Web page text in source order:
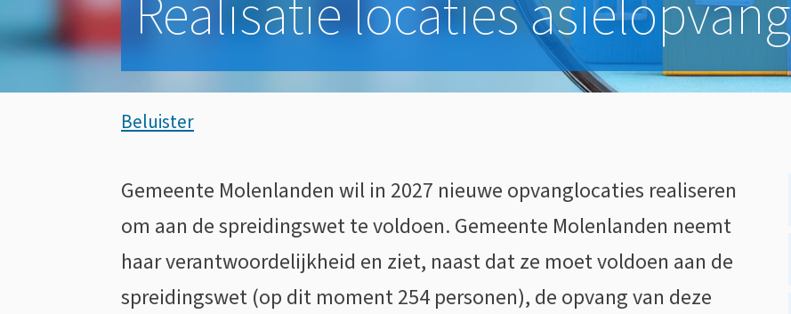
Realisatie locaties asielopvang
Assistentie
Beluister
locaties
asielopvang
AlgemeenGemeente Molenlanden wil in 2027 nieuwe opvanglocaties realiseren
om aan de spreidingswet te voldoen. Gemeente Molenlanden neemt
haar verantwoordelijkheid en ziet, naast dat ze moet voldoen aan de
spreidingswet (op dit moment 254 personen), de opvang van deze